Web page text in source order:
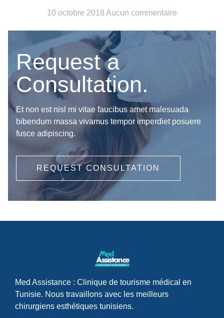
10 octobre 2018 Aucun commentaire
Request a
Consultation.
Et non est nisl mi vitae faucibus amet malesuada
bibendum massa vivamus tempor imperdiet posuere
fusce adipiscing.
REQUEST CONSULTATION
Med Assistance : Clinique de tourisme médical en
Tunisie. Nous travaillons avec les meilleurs
chirurgiens esthétiques tunisiens.